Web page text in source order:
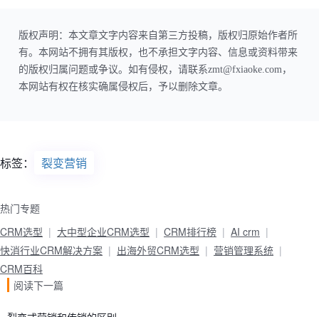
版权声明：本文章文字内容来自第三方投稿，版权归原始作者所
有。本网站不拥有其版权，也不承担文字内容、信息或资料带来
的版权归属问题或争议。如有侵权，请联系zmt@fxiaoke.com，
本网站有权在核实确属侵权后，予以删除文章。
标签： 裂变营销
热门专题
CRM选型
大中型企业CRM选型 CRM排行榜
AI crm
快消行业CRM解决方案
出海外贸CRM选型
营销管理系统
CRM百科
阅读下一篇